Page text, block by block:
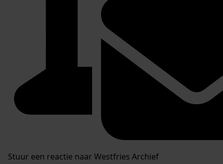
Stuur een reactie naar Westfries Archief